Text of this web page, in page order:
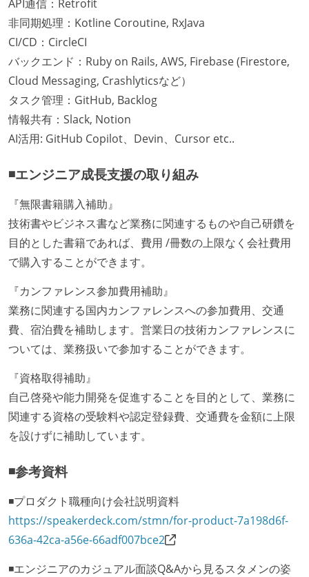
API通信：Retrofit
非同期処理：Kotline Coroutine, RxJava
CI/CD：CircleCI
バックエンド：Ruby on Rails, AWS, Firebase (Firestore,
Cloud Messaging, Crashlyticsなど）
タスク管理：GitHub, Backlog
情報共有：Slack, Notion
AI活用: GitHub Copilot、Devin、Cursor etc..
◾️エンジニア成長支援の取り組み
『無限書籍購入補助』
技術書やビジネス書など業務に関連するものや自己研鑽を
目的とした書籍であれば、費用 /冊数の上限なく会社費用
で購入することができます。
『カンファレンス参加費用補助』
業務に関連する国内カンファレンスへの参加費用、交通
費、宿泊費を補助します。営業日の技術カンファレンスに
ついては、業務扱いで参加することができます。
『資格取得補助』
自己啓発や能力開発を促進することを目的として、業務に
関連する資格の受験料や認定登録費、交通費を金額に上限
を設けずに補助しています。
◾️参考資料
◾️プロダクト職種向け会社説明資料
https://speakerdeck.com/stmn/for-product-7a198d6f-
636a-42ca-a56e-66adf007bce2
◾️エンジニアのカジュアル面談Q&Aから見るスタメンの姿